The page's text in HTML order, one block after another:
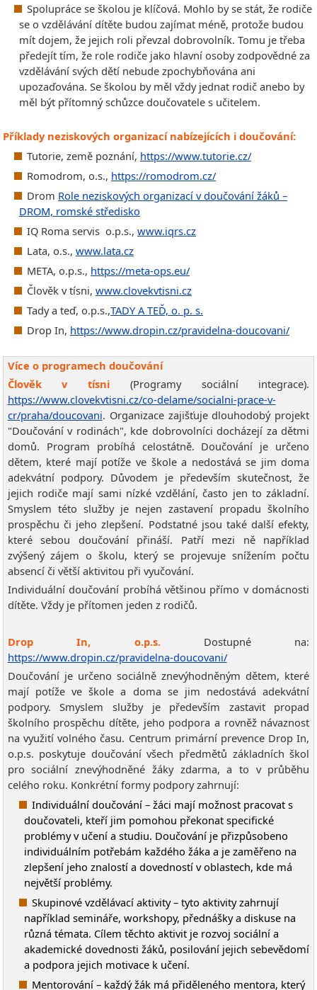
Spolupráce se školou je klíčová. Mohlo by se stát, že rodiče
se o vzdělávání dítěte budou zajímat méně, protože budou
mít dojem, že jejich roli převzal dobrovolník. Tomu je třeba
předejít tím, že role rodiče jako hlavní osoby zodpovědné za
vzdělávání svých dětí nebude zpochybňována ani
upozaďována. Se školou by měl vždy jednat rodič anebo by
měl být přítomný schůzce doučovatele s učitelem.
Příklady neziskových organizací nabízejících i doučování:
Tutorie, země poznání, https://www.tutorie.cz/
Romodrom, o.s., https://romodrom.cz/
Drom Role neziskových organizací v doučování žáků –
DROM, romské středisko
IQ Roma servis o.p.s., www.iqrs.cz
Lata, o.s., www.lata.cz
META, o.p.s., https://meta-ops.eu/
Člověk v tísni, www.clovekvtisni.cz
Tady a teď, o.p.s.,TADY A TEĎ, o. p. s.
Drop In, https://www.dropin.cz/pravidelna-doucovani/
Více o programech doučování
Člověk v tísni (Programy sociální integrace).
https://www.clovekvtisni.cz/co-delame/socialni-prace-v-
cr/praha/doucovani. Organizace zajišťuje dlouhodobý projekt
"Doučování v rodinách", kde dobrovolníci docházejí za dětmi
domů. Program probíhá celostátně. Doučování je určeno
dětem, které mají potíže ve škole a nedostává se jim doma
adekvátní podpory. Důvodem je především skutečnost, že
jejich rodiče mají sami nízké vzdělání, často jen to základní.
Smyslem této služby je nejen zastavení propadu školního
prospěchu či jeho zlepšení. Podstatné jsou také další efekty,
které sebou doučování přináší. Patří mezi ně například
zvýšený zájem o školu, který se projevuje snížením počtu
absencí či větší aktivitou při vyučování.
Individuální doučování probíhá většinou přímo v domácnosti
dítěte. Vždy je přítomen jeden z rodičů.
Drop In, o.p.s.
Dostupné na:
https://www.dropin.cz/pravidelna-doucovani/
Doučování je určeno sociálně znevýhodněným dětem, které
mají potíže ve škole a doma se jim nedostává adekvátní
podpory. Smyslem služby je především zastavit propad
školního prospěchu dítěte, jeho podpora a rovněž návaznost
na využití volného času. Centrum primární prevence Drop In,
o.p.s. poskytuje doučování všech předmětů základních škol
pro sociální znevýhodněné žáky zdarma, a to v průběhu
celého roku. Konkrétní formy podpory zahrnují:
Individuální doučování – žáci mají možnost pracovat s
doučovateli, kteří jim pomohou překonat specifické
problémy v učení a studiu. Doučování je přizpůsobeno
individuálním potřebám každého žáka a je zaměřeno na
zlepšení jeho znalostí a dovedností v oblastech, kde má
největší problémy.
Skupinové vzdělávací aktivity – tyto aktivity zahrnují
například semináře, workshopy, přednášky a diskuse na
různá témata. Cílem těchto aktivit je rozvoj sociální a
akademické dovednosti žáků, posilování jejich sebevědomí
a podpora jejich motivace k učení.
Mentorování – každý žák má přiděleného mentora, který